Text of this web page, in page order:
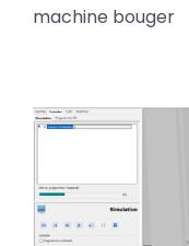
machine bouger